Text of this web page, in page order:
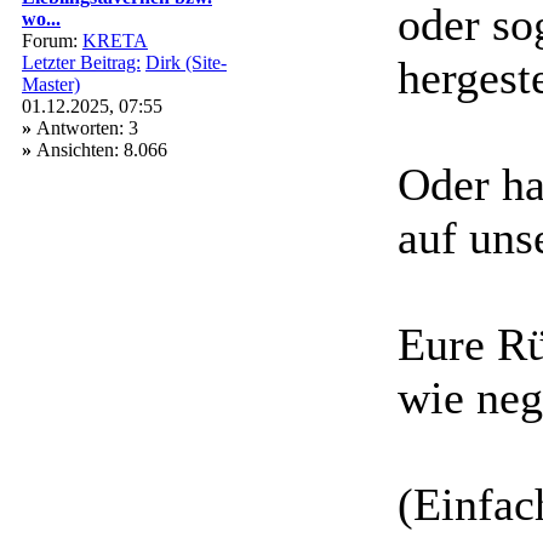
wo...
Forum: KRETA
Letzter Beitrag: Dirk (Site-
Master)
01.12.2025, 07:55
» Antworten: 3
» Ansichten: 8.066
oder
Oder
auf
Eure
wie